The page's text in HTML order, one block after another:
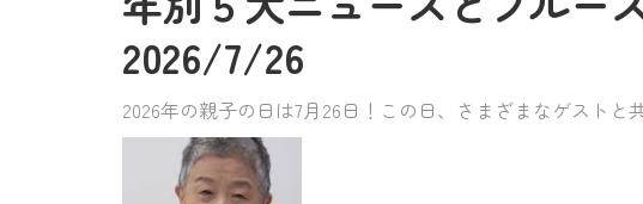
2026/7/26
2026年の親子の日は7月26日！この日、さまざまなゲスト